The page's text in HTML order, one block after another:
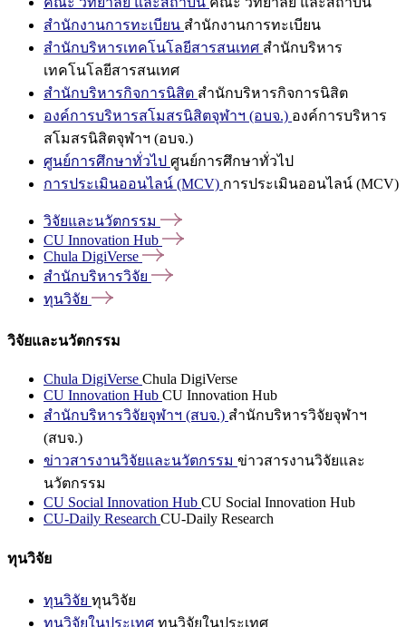
สำนักงานการทะเบียน สำนักงานการทะเบียน
สำนักบริหารเทคโนโลยีสารสนเทศ สำนักบริหาร
เทคโนโลยีสารสนเทศ
สำนักบริหารกิจการนิสิต สำนักบริหารกิจการนิสิต
องค์การบริหารสโมสรนิสิตจุฬาฯ (อบจ.) องค์การบริหาร
สโมสรนิสิตจุฬาฯ (อบจ.)
ศูนย์การศึกษาทั่วไป ศูนย์การศึกษาทั่วไป
การประเมินออนไลน์ (MCV) การประเมินออนไลน์ (MCV)
วิจัยและนวัตกรรม
CU Innovation Hub
Chula DigiVerse
สำนักบริหารวิจัย
ทุนวิจัย
วิจัยและนวัตกรรม
Chula DigiVerse Chula DigiVerse
CU Innovation Hub CU Innovation Hub
สำนักบริหารวิจัยจุฬาฯ (สบจ.) สำนักบริหารวิจัยจุฬาฯ
(สบจ.)
ข่าวสารงานวิจัยและนวัตกรรม ข่าวสารงานวิจัยและ
นวัตกรรม
CU Social Innovation Hub CU Social Innovation Hub
CU-Daily Research CU-Daily Research
ทุนวิจัย
ทุนวิจัย ทุนวิจัย
ทุนวิจัยในประเทศ ทุนวิจัยในประเทศ